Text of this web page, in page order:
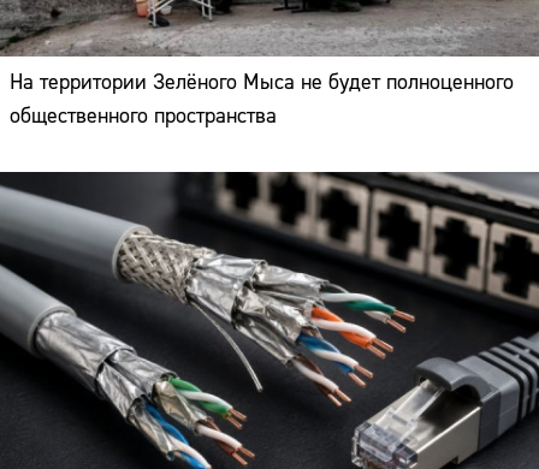
На территории Зелёного Мыса не будет полноценного
общественного пространства